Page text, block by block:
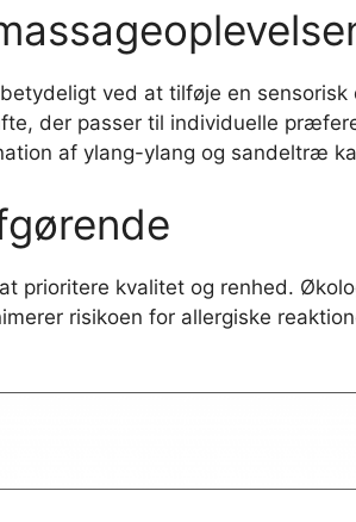
ved at tilføje en
der passer til individuelle
af ylang-ylang og sandeltræ
prioritere kvalitet og renhed.
risikoen for allergiske